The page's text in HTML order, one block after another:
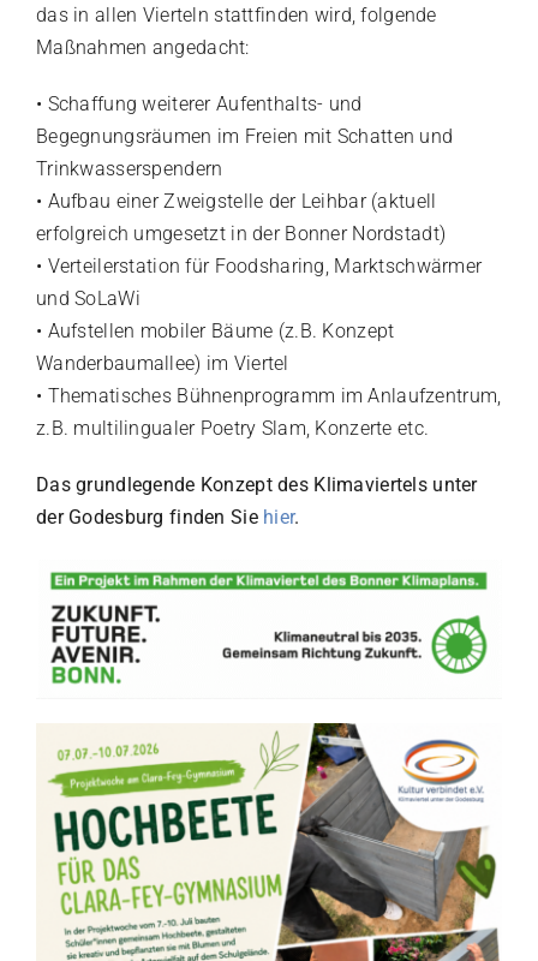
das in allen Vierteln stattfinden wird, folgende
Maßnahmen angedacht:
• Schaffung weiterer Aufenthalts- und
Begegnungsräumen im Freien mit Schatten und
Trinkwasserspendern
• Aufbau einer Zweigstelle der Leihbar (aktuell
erfolgreich umgesetzt in der Bonner Nordstadt)
• Verteilerstation für Foodsharing, Marktschwärmer
und SoLaWi
• Aufstellen mobiler Bäume (z.B. Konzept
Wanderbaumallee) im Viertel
• Thematisches Bühnenprogramm im Anlaufzentrum,
z.B. multilingualer Poetry Slam, Konzerte etc.
Das grundlegende Konzept des Klimaviertels unter
der Godesburg finden Sie hier.